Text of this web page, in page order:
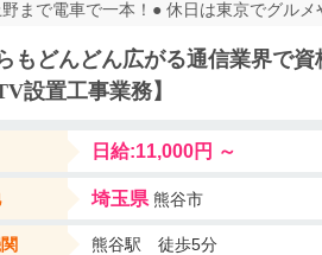
まで電車で一本！● 休日は東京でグル
もどんどん広がる通信業界で
設置工事業務】
日給:11,000円 ～
埼玉県熊谷市
熊谷駅 徒歩5分